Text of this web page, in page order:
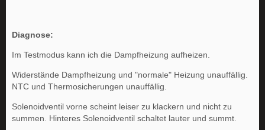
Diagnose:
Im Testmodus kann ich die Dampfheizung aufheizen.
Widerstände Dampfheizung und "normale" Heizung unauffällig.
NTC und Thermosicherungen unauffällig.
Solenoidventil vorne scheint leiser zu klackern und nicht zu
summen. Hinteres Solenoidventil schaltet lauter und summt.